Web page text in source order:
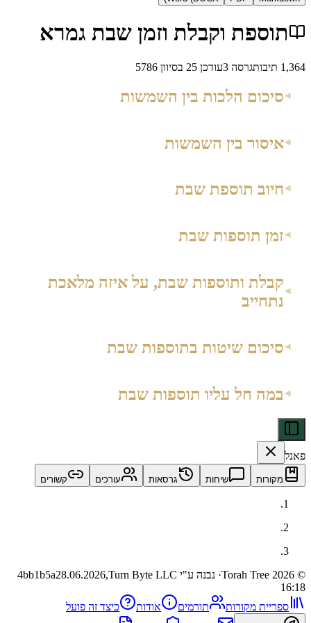
וקבלת וזמן שבת גמרא
גרסה 3עודכן 25 בסיוון 5786
הלכות בין השמשות
בין השמשות
תוספת שבת
תוספות שבת
ותוספות שבת, על איזה מלאכת
שיטות בתוספות שבת
חל עליו תוספות שבת
שיחות גרסאות עורכים קשורים
· נבנה ע"י Turn Byte LLC 4bb1b5a28.06.2026,
מקורות תורמים אודות
כיצד זה פועל